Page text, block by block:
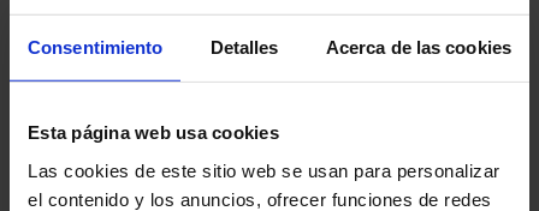
Consentimiento Detalles Acerca de las cookies
Esta página web usa cookies
Las cookies de este sitio web se usan para personalizar
el contenido y los anuncios, ofrecer funciones de redes
Infección(muy rara): es poco frecuente, pero existe la
posibilidad de infección. Vigila si hay enrojecimiento
Dolor o molestia:puedes sentir un poco de presión o
incomodidad en la mama después del procedimiento,
pero suele ser pasajero y tolerable.